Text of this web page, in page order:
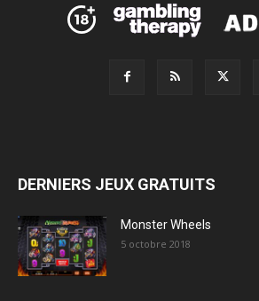
DERNIERS JEUX GRATUITS
Monster Wheels
5 octobre 2018